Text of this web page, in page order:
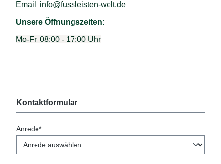
Email: info@fussleisten-welt.de
Unsere Öffnungszeiten:
Mo-Fr, 08:00 - 17:00 Uhr
Kontaktformular
Anrede*